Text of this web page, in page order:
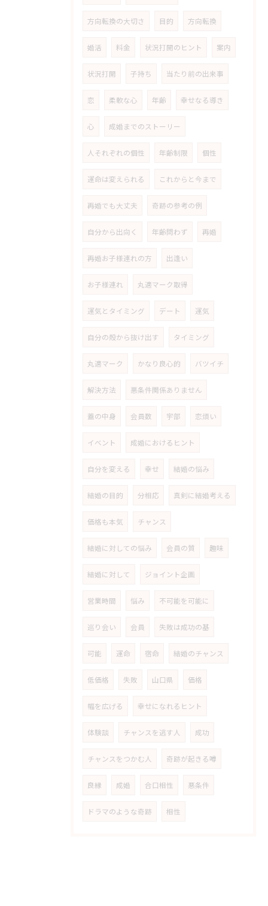
方向転換の大切さ 目的 方向転換
婚活 料金 状況打開のヒント 案内
状況打開 子持ち 当たり前の出来事
恋 柔軟な心 年齢 幸せなる導き
心 成婚までのストーリー
人それぞれの個性 年齢制限 個性
運命は変えられる これからと今まで
再婚でも大丈夫 奇跡の参考の例
自分から出向く 年齢問わず 再婚
再婚お子様連れの方 出逢い
お子様連れ 丸適マーク取得
運気とタイミング デート 運気
自分の殻から抜け出す タイミング
丸適マーク かなり良心的 バツイチ
解決方法 悪条件関係ありません
蓋の中身 会員数 宇部 恋煩い
イベント 成婚におけるヒント
自分を変える 幸せ 結婚の悩み
結婚の目的 分相応 真剣に結婚考える
価格も本気 チャンス
結婚に対しての悩み 会員の質 趣味
結婚に対して ジョイント企画
営業時間 悩み 不可能を可能に
巡り会い 会員 失敗は成功の基
可能 運命 宿命 結婚のチャンス
低価格 失敗 山口県 価格
幅を広げる 幸せになれるヒント
体験談 チャンスを逃す人 成功
チャンスをつかむ人 奇跡が起きる噂
良縁 成婚 合口相性 悪条件
ドラマのような奇跡 相性